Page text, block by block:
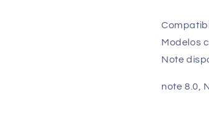
Modelos
Note
note 8.0,